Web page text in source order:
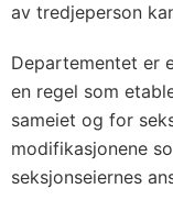
av tredjeperson
Departementet er
en regel som
sameiet og for
modifikasjonene
seksjonseiernes